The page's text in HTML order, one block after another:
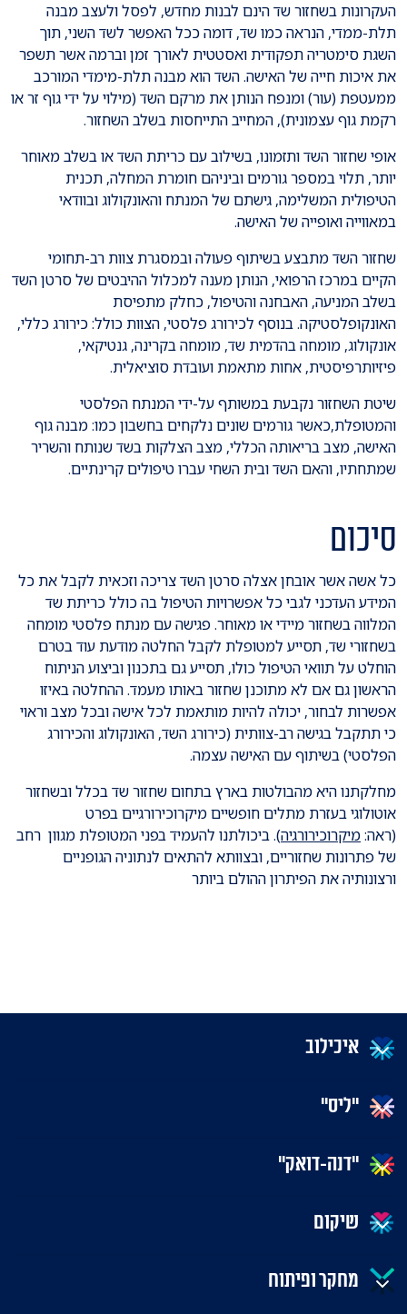
העקרונות בשחזור שד הינם לבנות מחדש, לפסל ולעצב מבנה
תלת-ממדי, הנראה כמו שד, דומה ככל האפשר לשד השני, תוך
השגת סימטריה תפקודית ואסטטית לאורך זמן וברמה אשר תשפר
את איכות חייה של האישה. השד הוא מבנה תלת-מימדי המורכב
ממעטפת (עור) ומנפח הנותן את מרקם השד (מילוי על ידי גוף זר או
רקמת גוף עצמונית), המחייב התייחסות בשלב השחזור.
אופי שחזור השד ותזמונו, בשילוב עם כריתת השד או בשלב מאוחר
יותר, תלוי במספר גורמים וביניהם חומרת המחלה, תכנית
הטיפולית המשלימה, גישתם של המנתח והאונקולוג ובוודאי
במאווייה ואופייה של האישה.
שחזור השד מתבצע בשיתוף פעולה ובמסגרת צוות רב-תחומי
הקיים במרכז הרפואי, הנותן מענה למכלול ההיבטים של סרטן השד
בשלב המניעה, האבחנה והטיפול, כחלק מתפיסת
האונקופלסטיקה. בנוסף לכירורג פלסטי, הצוות כולל: כירורג כללי,
אונקולוג, מומחה בהדמית שד, מומחה בקרינה, גנטיקאי,
פיזיותרפיסטית, אחות מתאמת ועובדת סוציאלית.
שיטת השחזור נקבעת במשותף על-ידי המנתח הפלסטי
והמטופלת,כאשר גורמים שונים נלקחים בחשבון כמו: מבנה גוף
האישה, מצב בריאותה הכללי, מצב הצלקות בשד שנותח והשריר
שמתחתיו, והאם השד ובית השחי עברו טיפולים קרינתיים.
סיכום
כל אשה אשר אובחן אצלה סרטן השד צריכה וזכאית לקבל את כל
המידע העדכני לגבי כל אפשרויות הטיפול בה כולל כריתת שד
המלווה בשחזור מיידי או מאוחר. פגישה עם מנתח פלסטי מומחה
בשחזורי שד, תסייע למטופלת לקבל החלטה מודעת עוד בטרם
הוחלט על תוואי הטיפול כולו, תסייע גם בתכנון וביצוע הניתוח
הראשון גם אם לא מתוכנן שחזור באותו מעמד. ההחלטה באיזו
אפשרות לבחור, יכולה להיות מותאמת לכל אישה ובכל מצב וראוי
כי תתקבל בגישה רב-צוותית (כירורג השד, האונקולוג והכירורג
הפלסטי) בשיתוף עם האישה עצמה.
מחלקתנו היא מהבולטות בארץ בתחום שחזור שד בכלל ובשחזור
אוטולוגי בעזרת מתלים חופשיים מיקרוכירורגיים בפרט
(ראה:מיקרוכירורגיה). ביכולתנו להעמיד בפני המטופלת מגוון רחב
של פתרונות שחזוריים, ובצוותא להתאים לנתוניה הגופניים
ורצונותיה את הפיתרון ההולם ביותר
איכילוב
"ליס"
"דנה-דואק"
שיקום
מחקר ופיתוח